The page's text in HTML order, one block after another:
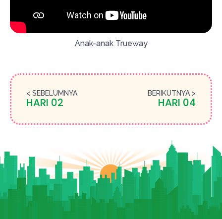
Anak-anak Trueway
< SEBELUMNYA
HARI 02
BERIKUTNYA >
HARI 04